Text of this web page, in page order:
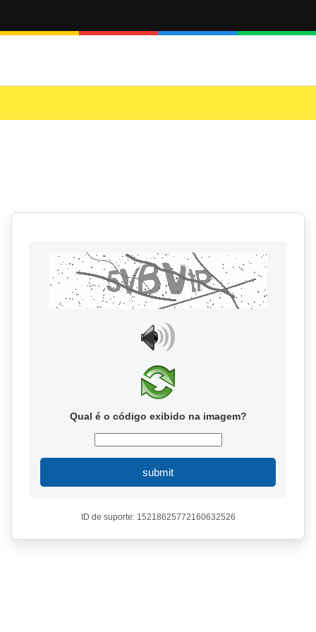
Qual é o código exibido na imagem?
submit
ID de suporte: 15218625772160632526